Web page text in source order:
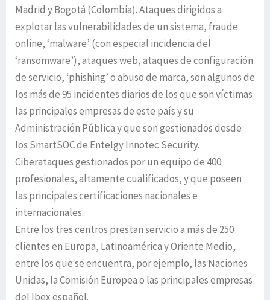
Madrid y Bogotá (Colombia). Ataques dirigidos a
explotar las vulnerabilidades de un sistema, fraude
online, ‘malware’ (con especial incidencia del
‘ransomware’), ataques web, ataques de configuración
de servicio, ‘phishing’ o abuso de marca, son algunos de
los más de 95 incidentes diarios de los que son víctimas
las principales empresas de este país y su
Administración Pública y que son gestionados desde
los SmartSOC de Entelgy Innotec Security.
Ciberataques gestionados por un equipo de 400
profesionales, altamente cualificados, y que poseen
las principales certificaciones nacionales e
internacionales.
Entre los tres centros prestan servicio a más de 250
clientes en Europa, Latinoamérica y Oriente Medio,
entre los que se encuentra, por ejemplo, las Naciones
Unidas, la Comisión Europea o las principales empresas
del Ibex español.